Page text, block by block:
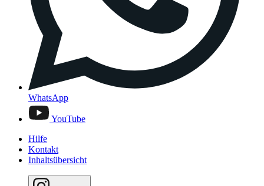
WhatsApp
YouTube
Hilfe
Kontakt
Inhaltsübersicht